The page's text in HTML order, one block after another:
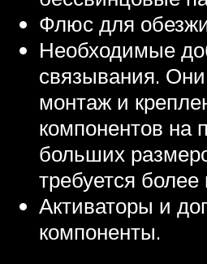
Флюс для
Необходимые
связывания.
монтаж и
компонентов на
больших
требуется более
Активаторы и
компоненты.